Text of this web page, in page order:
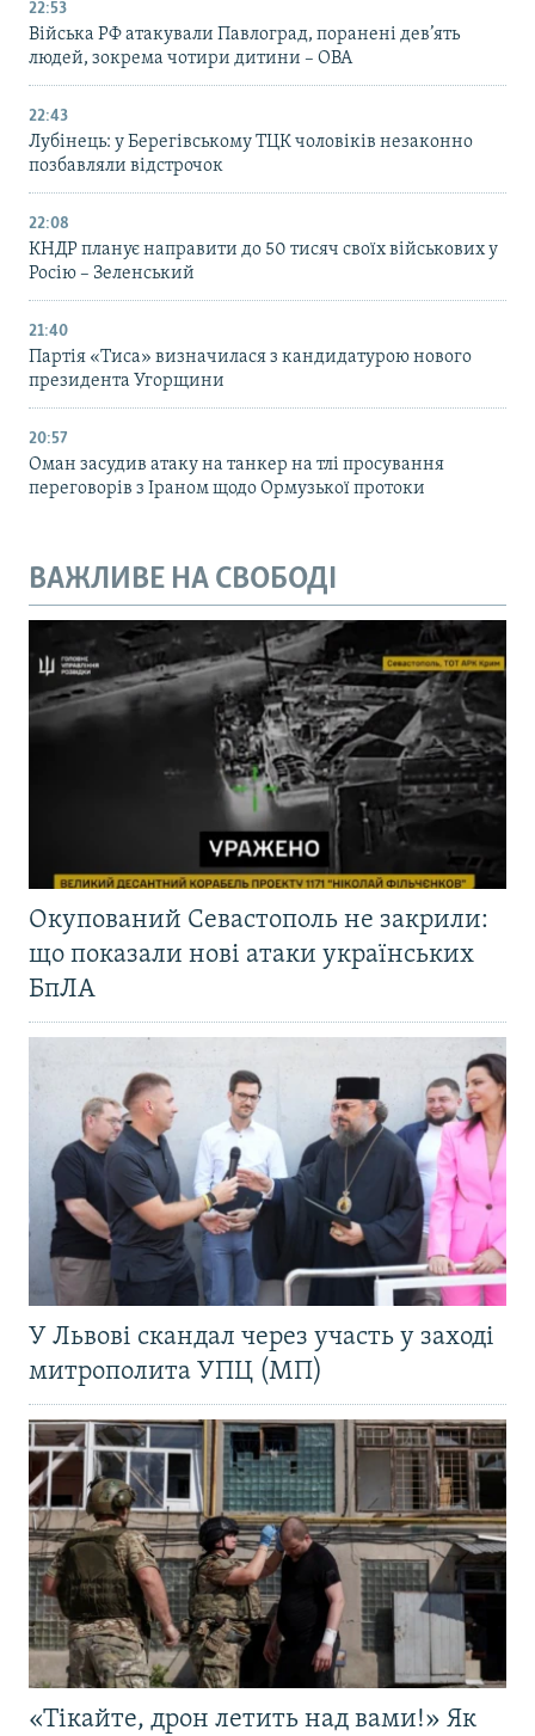
22:53
Війська РФ атакували Павлоград, поранені дев’ять
людей, зокрема чотири дитини – ОВА
22:43
Лубінець: у Берегівському ТЦК чоловіків незаконно
позбавляли відстрочок
22:08
КНДР планує направити до 50 тисяч своїх військових у
Росію – Зеленський
21:40
Партія «Тиса» визначилася з кандидатурою нового
президента Угорщини
20:57
Оман засудив атаку на танкер на тлі просування
переговорів з Іраном щодо Ормузької протоки
ВАЖЛИВЕ НА СВОБОДІ
Окупований Севастополь не закрили:
що показали нові атаки українських
БпЛА
У Львові скандал через участь у заході
митрополита УПЦ (МП)
«Тікайте, дрон летить над вами!» Як